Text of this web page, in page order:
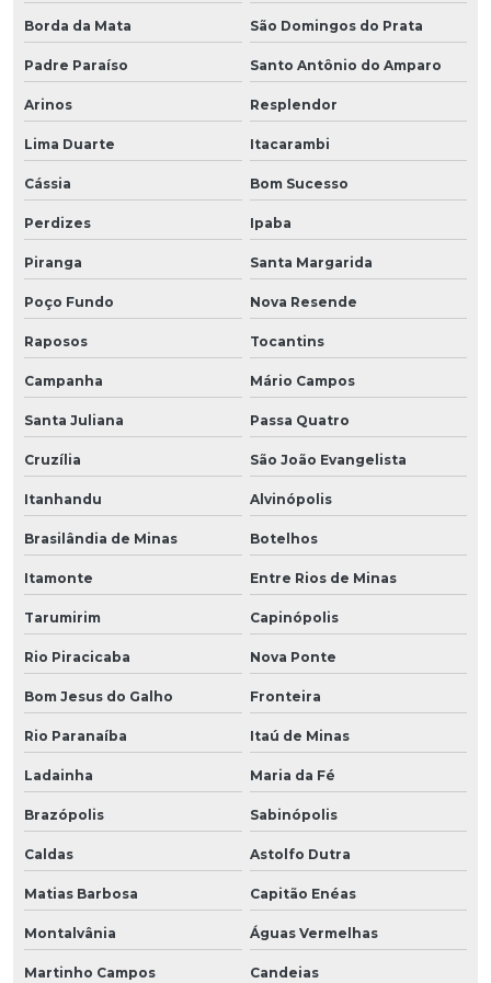
Borda da Mata São Domingos do Prata
Padre Paraíso Santo Antônio do Amparo
Arinos Resplendor
Lima Duarte Itacarambi
Cássia Bom Sucesso
Perdizes Ipaba
Piranga Santa Margarida
Poço Fundo Nova Resende
Raposos Tocantins
Campanha Mário Campos
Santa Juliana Passa Quatro
Cruzília São João Evangelista
Itanhandu Alvinópolis
Brasilândia de Minas Botelhos
Itamonte Entre Rios de Minas
Tarumirim Capinópolis
Rio Piracicaba Nova Ponte
Bom Jesus do Galho Fronteira
Rio Paranaíba Itaú de Minas
Ladainha Maria da Fé
Brazópolis Sabinópolis
Caldas Astolfo Dutra
Matias Barbosa Capitão Enéas
Montalvânia Águas Vermelhas
Martinho Campos Candeias